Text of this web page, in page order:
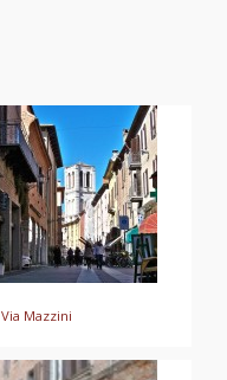
Via Mazzini